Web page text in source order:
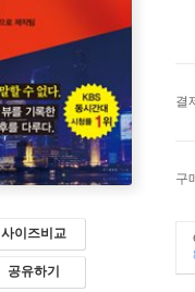
사이즈비교
공유하기
결
구